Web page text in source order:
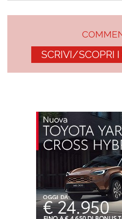
SCRIVI/SCOPRI